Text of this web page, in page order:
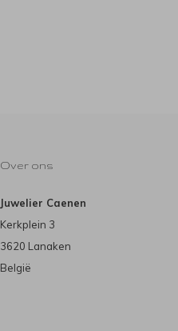
Over ons
Juwelier Caenen
Kerkplein 3
3620 Lanaken
België